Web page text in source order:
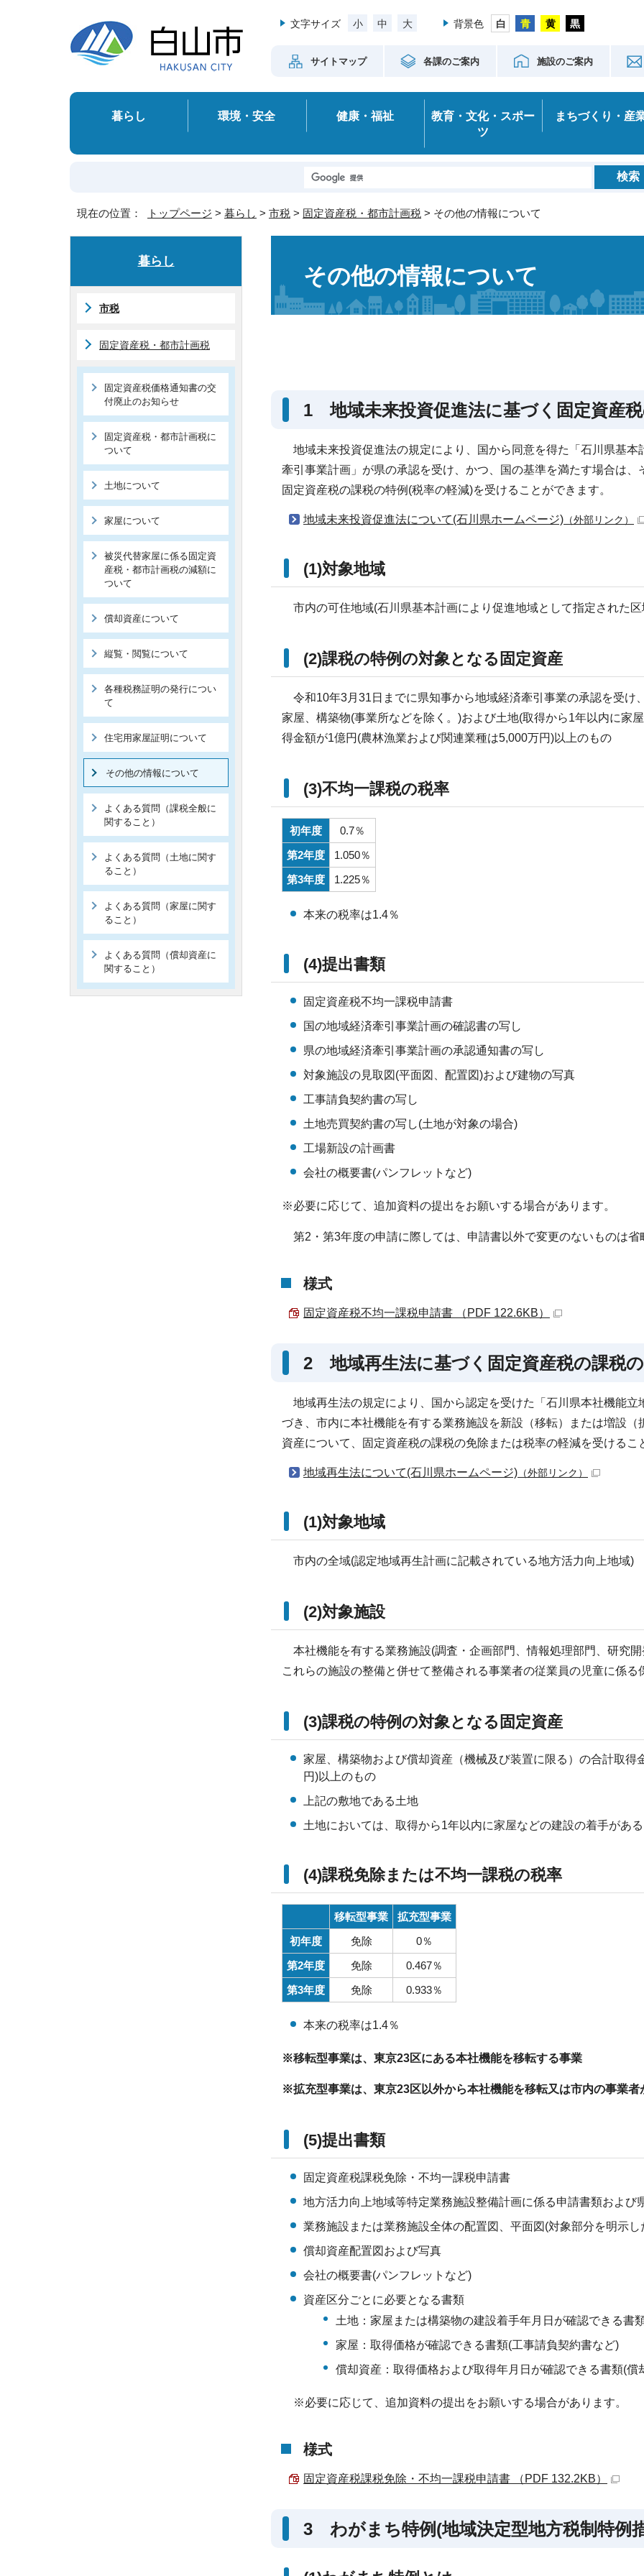
文字サイズ 小 中 大 背景色
サイトマップ 各課のご案内 施設のご案内
暮らし 環境・安全 健康・福祉
教育・文化・スポー
ツ
まちづくり・産
現在の位置： トップページ > 暮らし > 市税 > 固定資産税・都市計画税 > その他の情報について
その他の情報について
1 地域未来投資促進法に基づく固定資産
地域未来投資促進法の規定により、国から同意を得た「石川県基本
牽引事業計画」が県の承認を受け、かつ、国の基準を満たす場合は
固定資産税の課税の特例(税率の軽減)を受けることができます。
地域未来投資促進法について(石川県ホームページ) （外部リンク）
(1)対象地域
市内の可住地域(石川県基本計画により促進地域として指定された区
(2)課税の特例の対象となる固定資産
令和10年3月31日までに県知事から地域経済牽引事業の承認を受け
家屋、構築物(事業所などを除く。)および土地(取得から1年以内に家
得金額が1億円(農林漁業および関連業種は5,000万円)以上のもの
(3)不均一課税の税率
初年度
0.7％
第2年度
1.050％
第3年度
1.225％
本来の税率は1.4％
(4)提出書類
固定資産税不均一課税申請書
国の地域経済牽引事業計画の確認書の写し
県の地域経済牽引事業計画の承認通知書の写し
対象施設の見取図(平面図、配置図)および建物の写真
工事請負契約書の写し
土地売買契約書の写し(土地が対象の場合)
工場新設の計画書
会社の概要書(パンフレットなど)
※必要に応じて、追加資料の提出をお願いする場合があります。
第2・第3年度の申請に際しては、申請書以外で変更のないものは省
様式
固定資産税不均一課税申請書 （PDF 122.6KB）
2 地域再生法に基づく固定資産税の課税
地域再生法の規定により、国から認定を受けた「石川県本社機能立
づき、市内に本社機能を有する業務施設を新設（移転）または増設
資産について、固定資産税の課税の免除または税率の軽減を受けるこ
地域再生法について(石川県ホームページ) （外部リンク）
(1)対象地域
市内の全域(認定地域再生計画に記載されている地方活力向上地域)
(2)対象施設
本社機能を有する業務施設(調査・企画部門、情報処理部門、研究
これらの施設の整備と併せて整備される事業者の従業員の児童に係る
(3)課税の特例の対象となる固定資産
家屋、構築物および償却資産（機械及び装置に限る）の合計取
円)以上のもの
上記の敷地である土地
土地においては、取得から1年以内に家屋などの建設の着手があ
(4)課税免除または不均一課税の税率
移転型事業
拡充型事業
初年度
免除
0％
第2年度
免除
0.467％
第3年度
免除 0.933％
本来の税率は1.4％
※移転型事業は、東京23区にある本社機能を移転する事業
※拡充型事業は、東京23区以外から本社機能を移転又は市内の事業者
(5)提出書類
固定資産税課税免除・不均一課税申請書
地方活力向上地域等特定業務施設整備計画に係る申請書類および
業務施設または業務施設全体の配置図、平面図(対象部分を明示
償却資産配置図および写真
会社の概要書(パンフレットなど)
資産区分ごとに必要となる書類
土地：家屋または構築物の建設着手年月日が確認できる書
家屋：取得価格が確認できる書類(工事請負契約書など)
償却資産：取得価格および取得年月日が確認できる書類(償
※必要に応じて、追加資料の提出をお願いする場合があります。
様式
固定資産税課税免除・不均一課税申請書 （PDF 132.2KB）
3 わがまち特例(地域決定型地方税制特例
暮らし
市税
固定資産税・都市計画税
固定資産税価格通知書の交
付廃止のお知らせ
固定資産税・都市計画税に
ついて
土地について
家屋について
被災代替家屋に係る固定資
産税・都市計画税の減額に
ついて
償却資産について
縦覧・閲覧について
各種税務証明の発行につい
て
住宅用家屋証明について
その他の情報について
よくある質問（課税全般に
関すること）
よくある質問（土地に関す
ること）
よくある質問（家屋に関す
ること）
よくある質問（償却資産に
関すること）